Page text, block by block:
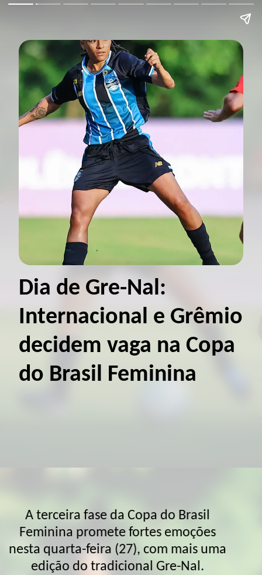
Dia de Gre-Nal:
Internacional e Grêmio
decidem vaga na Copa
do Brasil Feminina
A terceira fase da Copa do Brasil
Feminina promete fortes emoções
nesta quarta-feira (27), com mais uma
edição do tradicional Gre-Nal.